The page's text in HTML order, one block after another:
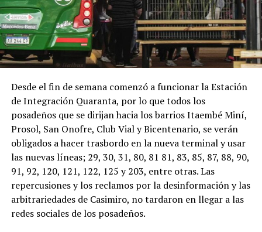
Desde el fin de semana comenzó a funcionar la Estación
de Integración Quaranta, por lo que todos los
posadeños que se dirijan hacia los barrios Itaembé Miní,
Prosol, San Onofre, Club Vial y Bicentenario, se verán
obligados a hacer trasbordo en la nueva terminal y usar
las nuevas líneas; 29, 30, 31, 80, 81 81, 83, 85, 87, 88, 90,
91, 92, 120, 121, 122, 125 y 203, entre otras. Las
repercusiones y los reclamos por la desinformación y las
arbitrariedades de Casimiro, no tardaron en llegar a las
redes sociales de los posadeños.